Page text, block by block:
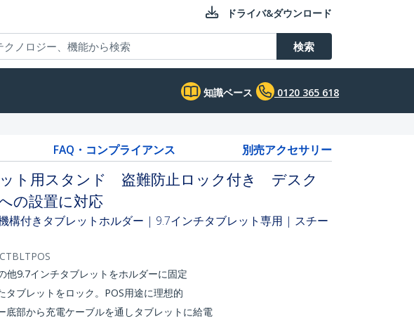
ドライバ&ダウンロード
検索
知識ベース 0120 365 618
FAQ・コンプライアンス 別売アクセサリー
ト用スタンド 盗難防止ロック付き デスク
の設置に対応
構付きタブレットホルダー | 9.7インチタブレット専用 | スチー
他9.7インチタブレットをホルダーに固定
タブレットをロック。POS用途に理想的
底部から充電ケーブルを通しタブレットに給電